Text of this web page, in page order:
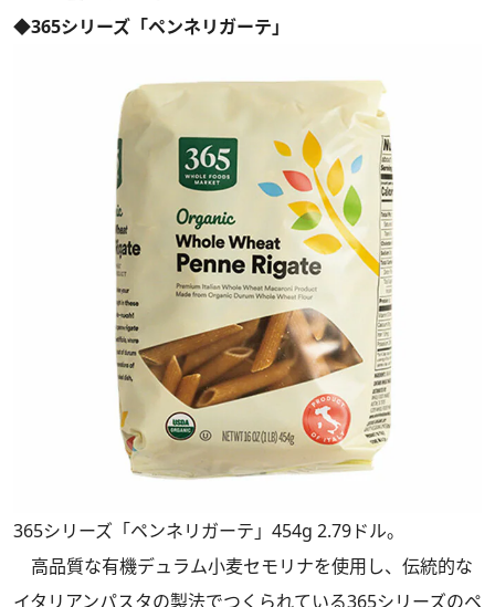
◆365シリーズ「ペンネリガーテ」
365シリーズ「ペンネリガーテ」454g 2.79ドル。
高品質な有機デュラム小麦セモリナを使用し、伝統的な
イタリアンパスタの製法でつくられている365シリーズのペ